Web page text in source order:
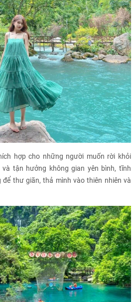
hợp cho những người muốn rời khỏi
tận hưởng không gian yên bình, tĩnh
thư giãn, thả mình vào thiên nhiên và